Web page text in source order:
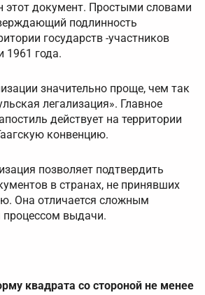
этот документ. Простыми словами
подлинность
государств -участников
1961 года.
значительно проще, чем так
легализация». Главное
действует на территории
конвенцию.
позволяет подтвердить
в странах, не принявших
Она отличается сложным
выдачи.
квадрата со стороной не менее